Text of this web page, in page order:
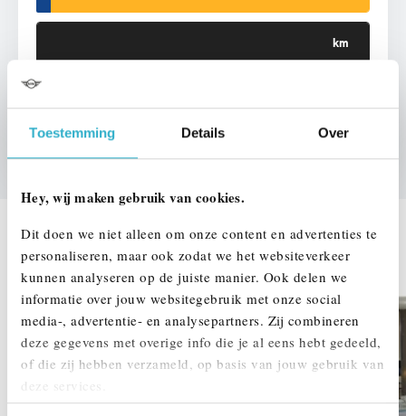
Toestemming Details Over
Hey, wij maken gebruik van cookies.
Dit doen we niet alleen om onze content en advertenties te
personaliseren, maar ook zodat we het websiteverkeer
kunnen analyseren op de juiste manier. Ook delen we
informatie over jouw websitegebruik met onze social
media-, advertentie- en analysepartners. Zij combineren
deze gegevens met overige info die je al eens hebt gedeeld,
of die zij hebben verzameld, op basis van jouw gebruik van
deze services.
DEZE ZIJN VERGELIJKBAAR